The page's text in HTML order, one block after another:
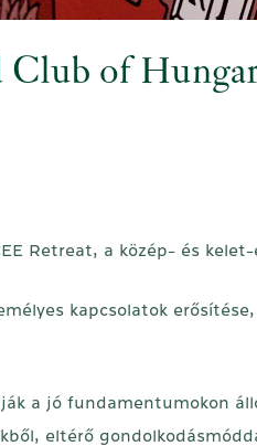
of
Retreat, a közép- és
kapcsolatok
a jó fundamentumokon
eltérő